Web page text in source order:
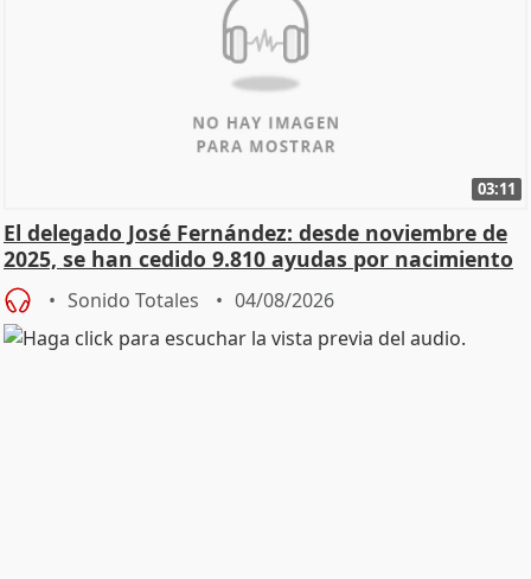
03:11
El delegado José Fernández: desde noviembre de
2025, se han cedido 9.810 ayudas por nacimiento
Sonido Totales 04/08/2026